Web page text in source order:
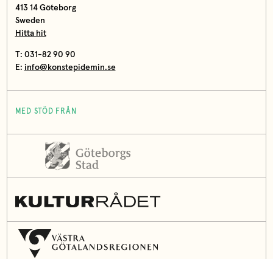
413 14 Göteborg
Sweden
Hitta hit
T: 031-82 90 90
E: info@konstepidemin.se
MED STÖD FRÅN